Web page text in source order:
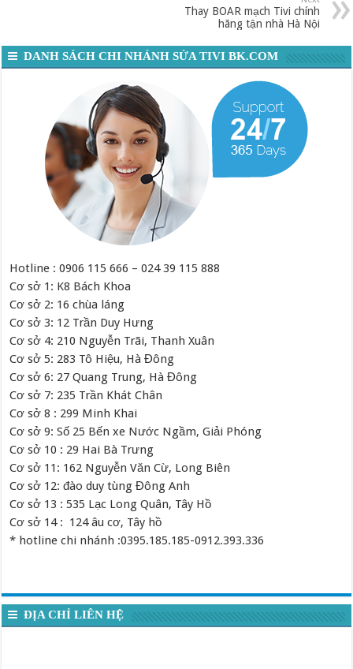
Thay BOAR mạch Tivi chính
hãng tận nhà Hà Nội
DANH SÁCH CHI NHÁNH SỬA TIVI BK.COM
Hotline : 0906 115 666 – 024 39 115 888
Cơ sở 1: K8 Bách Khoa
Cơ sở 2: 16 chùa láng
Cơ sở 3: 12 Trần Duy Hưng
Cơ sở 4: 210 Nguyễn Trãi, Thanh Xuân
Cơ sở 5: 283 Tô Hiệu, Hà Đông
Cơ sở 6: 27 Quang Trung, Hà Đông
Cơ sở 7: 235 Trần Khát Chân
Cơ sở 8 : 299 Minh Khai
Cơ sở 9: Số 25 Bến xe Nước Ngầm, Giải Phóng
Cơ sở 10 : 29 Hai Bà Trưng
Cơ sở 11: 162 Nguyễn Văn Cừ, Long Biên
Cơ sở 12: đào duy tùng Đông Anh
Cơ sở 13 : 535 Lạc Long Quân, Tây Hồ
Cơ sở 14 : 124 âu cơ, Tây hồ
* hotline chi nhánh :0395.185.185-0912.393.336
ĐỊA CHỈ LIÊN HỆ